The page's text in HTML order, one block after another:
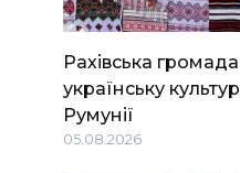
Рахівська
українську
Румунії
05.08.2026